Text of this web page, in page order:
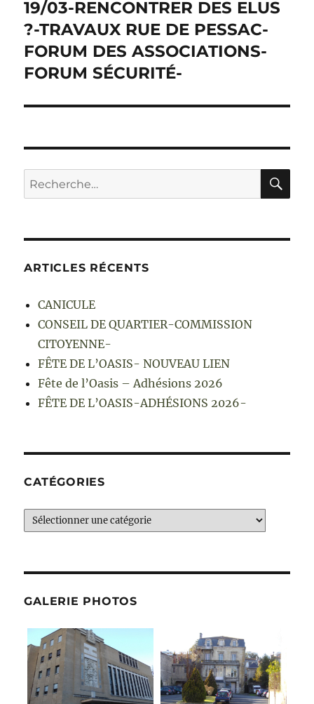
19/03-RENCONTRER DES ELUS
?-TRAVAUX RUE DE PESSAC-
FORUM DES ASSOCIATIONS-
FORUM SÉCURITÉ-
Recherche
pour :
ARTICLES RÉCENTS
CANICULE
CONSEIL DE QUARTIER-COMMISSION
CITOYENNE-
FÊTE DE L’OASIS- NOUVEAU LIEN
Fête de l’Oasis – Adhésions 2026
FÊTE DE L’OASIS-ADHÉSIONS 2026-
CATÉGORIES
Catégories
GALERIE PHOTOS